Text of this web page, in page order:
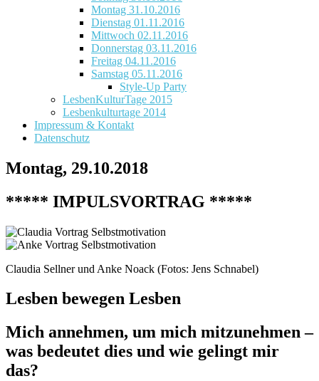
Montag 31.10.2016
Dienstag 01.11.2016
Mittwoch 02.11.2016
Donnerstag 03.11.2016
Freitag 04.11.2016
Samstag 05.11.2016
Style-Up Party
LesbenKulturTage 2015
Lesbenkulturtage 2014
Impressum & Kontakt
Datenschutz
Montag, 29.10.2018
***** IMPULSVORTRAG *****
Claudia Sellner und Anke Noack (Fotos: Jens Schnabel)
Lesben bewegen Lesben
Mich annehmen, um mich mitzunehmen –
was bedeutet dies und wie gelingt mir
das?